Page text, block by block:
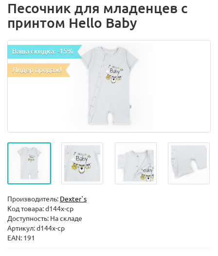
Песочник для младенцев с
принтом Hello Baby
Ваша скидка: -15%
Лидер продаж!
Производитель: Dexter`s
Код товара:d144х-ср
Доступность: На складе
Артикул: d144х-ср
EAN: 191